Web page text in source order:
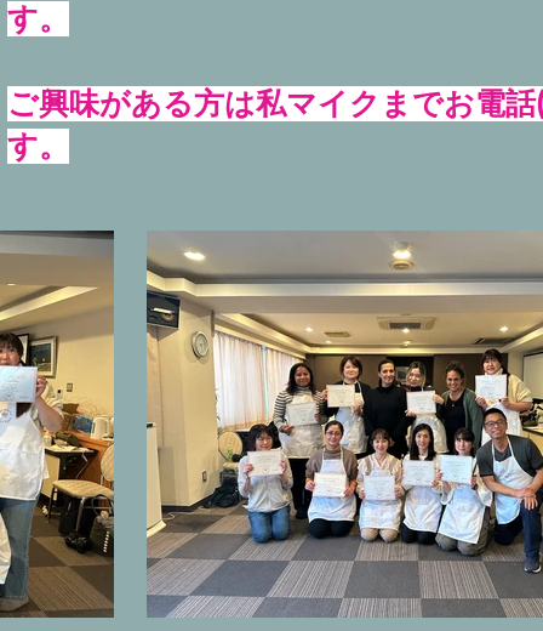
す。
ご興味がある方は私マイクまでお電話
す。